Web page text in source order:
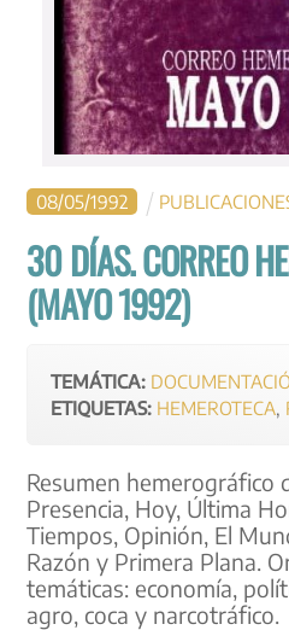
08/05/1992
30 DÍAS. CORREO
(MAYO 1992)
TEMÁTICA:
ETIQUETAS: HEMEROTECA,
Resumen hemerográfico
Presencia, Hoy, Última
Tiempos, Opinión, El
Razón y Primera Plana.
temáticas: economía,
agro, coca y narcotráfico.